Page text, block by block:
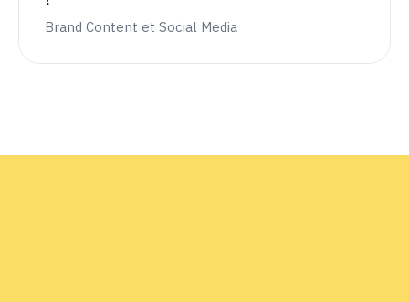
Brand Content et Social Media